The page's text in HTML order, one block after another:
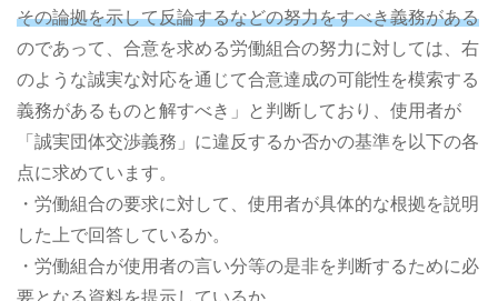
その論拠を示して反論するなどの努力をすべき義務がある
のであって、合意を求める労働組合の努力に対しては、右
のような誠実な対応を通じて合意達成の可能性を模索する
義務があるものと解すべき」と判断しており、使用者が
「誠実団体交渉義務」に違反するか否かの基準を以下の各
点に求めています。
・労働組合の要求に対して、使用者が具体的な根拠を説明
した上で回答しているか。
・労働組合が使用者の言い分等の是非を判断するために必